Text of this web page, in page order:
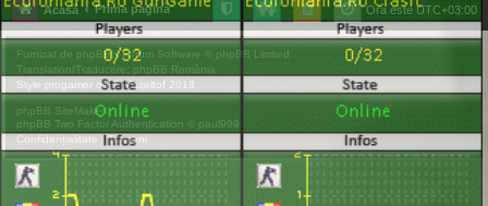
Acasă Prima pagină Ora este UTC+03:00
Furnizat de phpBB® Forum Software © phpBB Limited
Translation/Traducere: phpBB România
Style progamer de ©Mazeltof 2018
phpBB SiteMaker
phpBB Two Factor Authentication © paul999
Confidențialitate |Termeni